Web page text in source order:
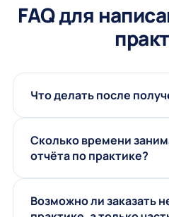
FAQ для
Что делать после
Сколько времени
отчёта по практике?
Возможно ли заказать